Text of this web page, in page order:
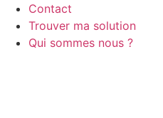
Contact
Trouver ma solution
Qui sommes nous ?